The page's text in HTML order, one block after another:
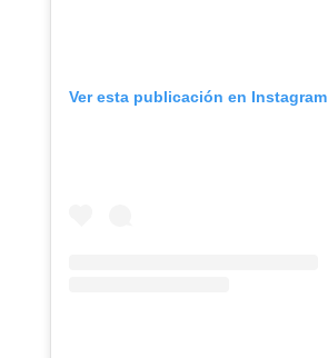
Ver esta publicación en Instagram